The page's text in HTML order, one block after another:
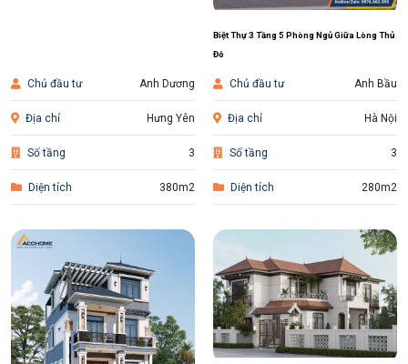
Chủ đầu tư Anh Dương
Địa chỉ Hưng Yên
Số tầng 3
Diện tích 380m2
Biệt Thự 3 Tầng 5 Phòng Ngủ Giữa Lòng Thủ
Đô
Chủ đầu tư Anh Bầu
Địa chỉ Hà Nội
Số tầng 3
Diện tích 280m2